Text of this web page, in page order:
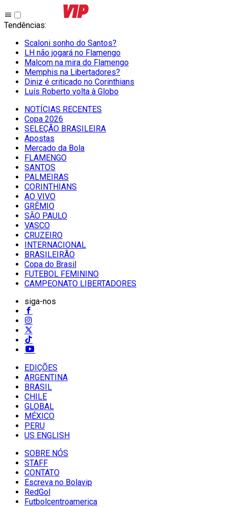
Tendências:
Scaloni sonho do Santos?
LH não jogará no Flamengo
Malcom na mira do Flamengo
Memphis na Libertadores?
Diniz é criticado no Corinthians
Luís Roberto volta à Globo
NOTÍCIAS RECENTES
Copa 2026
SELEÇÃO BRASILEIRA
Apostas
Mercado da Bola
FLAMENGO
SANTOS
PALMEIRAS
CORINTHIANS
AO VIVO
GRÊMIO
SĀO PAULO
VASCO
CRUZEIRO
INTERNACIONAL
BRASILEIRÃO
Copa do Brasil
FUTEBOL FEMININO
CAMPEONATO LIBERTADORES
siga-nos
EDIÇÕES
ARGENTINA
BRASIL
CHILE
GLOBAL
MÉXICO
PERU
US ENGLISH
SOBRE NÓS
STAFF
CONTATO
Escreva no Bolavip
RedGol
Futbolcentroamerica